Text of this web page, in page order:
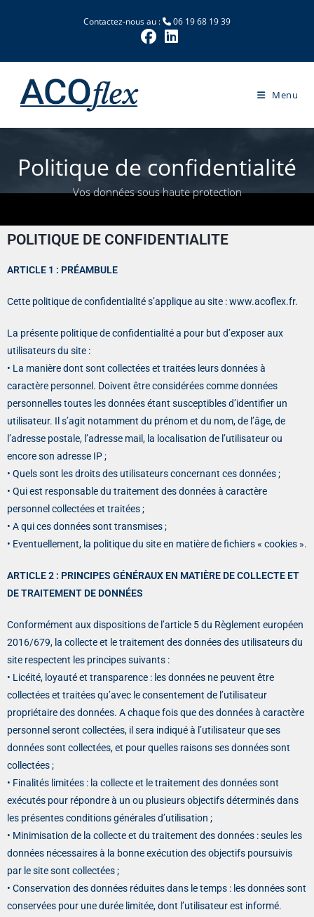
Contactez-nous au : 06 19 68 19 39
Menu
Politique de confidentialité
Vos données sous haute protection
POLITIQUE DE CONFIDENTIALITE
ARTICLE 1 : PRÉAMBULE
Cette politique de confidentialité s’applique au site : www.acoflex.fr.
La présente politique de confidentialité a pour but d’exposer aux
utilisateurs du site :
• La manière dont sont collectées et traitées leurs données à
caractère personnel. Doivent être considérées comme données
personnelles toutes les données étant susceptibles d’identifier un
utilisateur. Il s’agit notamment du prénom et du nom, de l’âge, de
l’adresse postale, l’adresse mail, la localisation de l’utilisateur ou
encore son adresse IP ;
• Quels sont les droits des utilisateurs concernant ces données ;
• Qui est responsable du traitement des données à caractère
personnel collectées et traitées ;
• A qui ces données sont transmises ;
• Eventuellement, la politique du site en matière de fichiers « cookies ».
ARTICLE 2 : PRINCIPES GÉNÉRAUX EN MATIÈRE DE COLLECTE ET
DE TRAITEMENT DE DONNÉES
Conformément aux dispositions de l’article 5 du Règlement européen
2016/679, la collecte et le traitement des données des utilisateurs du
site respectent les principes suivants :
• Licéité, loyauté et transparence : les données ne peuvent être
collectées et traitées qu’avec le consentement de l’utilisateur
propriétaire des données. A chaque fois que des données à caractère
personnel seront collectées, il sera indiqué à l’utilisateur que ses
données sont collectées, et pour quelles raisons ses données sont
collectées ;
• Finalités limitées : la collecte et le traitement des données sont
exécutés pour répondre à un ou plusieurs objectifs déterminés dans
les présentes conditions générales d’utilisation ;
• Minimisation de la collecte et du traitement des données : seules les
données nécessaires à la bonne exécution des objectifs poursuivis
par le site sont collectées ;
• Conservation des données réduites dans le temps : les données sont
conservées pour une durée limitée, dont l’utilisateur est informé.